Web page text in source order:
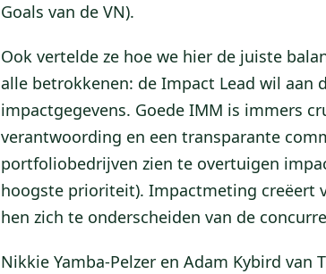
Goals van de VN).
Ook vertelde ze hoe we hier de juiste
alle betrokkenen: de Impact Lead wil aan
impactgegevens. Goede IMM is immers
verantwoording en een transparante
portfoliobedrijven zien te overtuigen
hoogste prioriteit). Impactmeting creëert
hen zich te onderscheiden van de
Nikkie Yamba-Pelzer en Adam Kybird